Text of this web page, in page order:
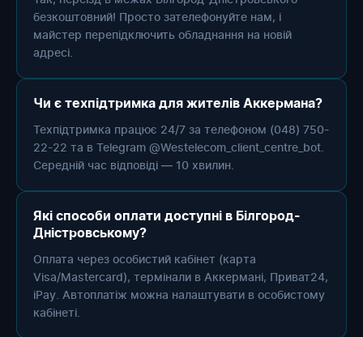
безкоштовний! Просто зателефонуйте нам, і
майстер перепідключить обладнання на новій
адресі.
Чи є техпідтримка для жителів Аккермана?
Техпідтримка працює 24/7 за телефоном (048) 750-
22-22 та в Telegram @Westelecom_client_centre_bot.
Середній час відповіді — 10 хвилин.
Які способи оплати доступні в Білгород-
Дністровському?
Оплата через особистий кабінет (карта
Visa/Mastercard), термінали в Аккермані, Приват24,
iPay. Автоплатіж можна налаштувати в особистому
кабінеті.